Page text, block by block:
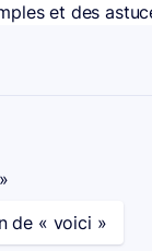
et des
de « voici »